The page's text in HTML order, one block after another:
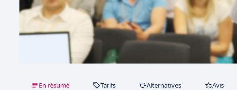
En résumé Tarifs Alternatives Avis